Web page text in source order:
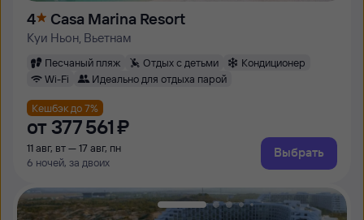
4 Casa Marina Resort
Куи Ньон, Вьетнам
Песчаный пляж Отдых с детьми
Кондиционер
Wi-Fi
Идеально для отдыха парой
Кешбэк до 7%
от 377 ⁠561 ⁠₽
11 авг, вт — 17 авг, пн
6 ночей, за двоих
Выбрать